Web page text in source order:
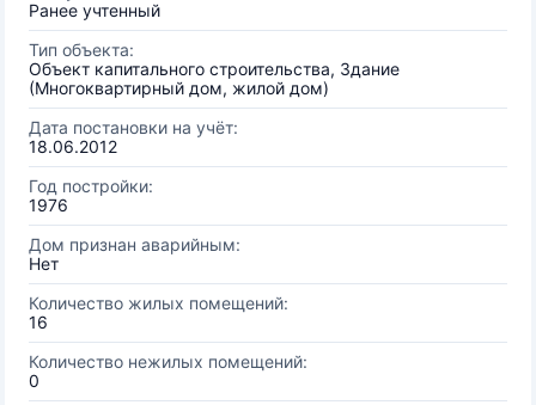
Ранее учтенный
Тип объекта:
Объект капитального строительства, Здание
(Многоквартирный дом, жилой дом)
Дата постановки на учёт:
18.06.2012
Год постройки:
1976
Дом признан аварийным:
Нет
Количество жилых помещений:
16
Количество нежилых помещений:
0